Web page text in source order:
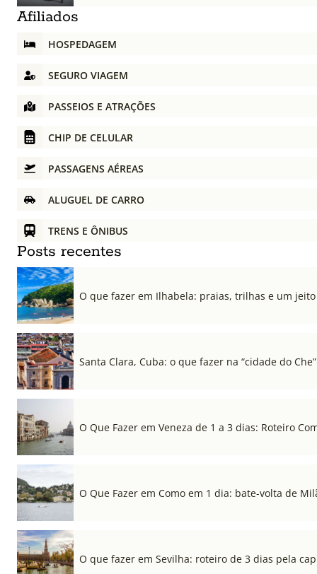
Afiliados
HOSPEDAGEM
SEGURO VIAGEM
PASSEIOS E ATRAÇÕES
CHIP DE CELULAR
PASSAGENS AÉREAS
ALUGUEL DE CARRO
TRENS E ÔNIBUS
Posts recentes
O que fazer em Ilhabela: praias, trilhas e um
Santa Clara, Cuba: o que fazer na “cidade do Che”
O Que Fazer em Veneza de 1 a 3 dias: Roteiro
O Que Fazer em Como em 1 dia: bate-volta de
O que fazer em Sevilha: roteiro de 3 dias pela